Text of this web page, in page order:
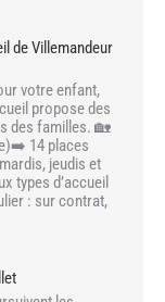
de Villemandeur
votre enfant,
propose des
des familles. 🏡
14 places
jeudis et
types d’accueil
: sur contrat,